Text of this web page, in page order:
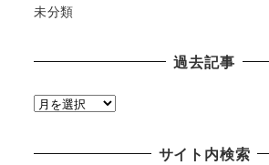
未分類
過去記事
過
サイト内検索